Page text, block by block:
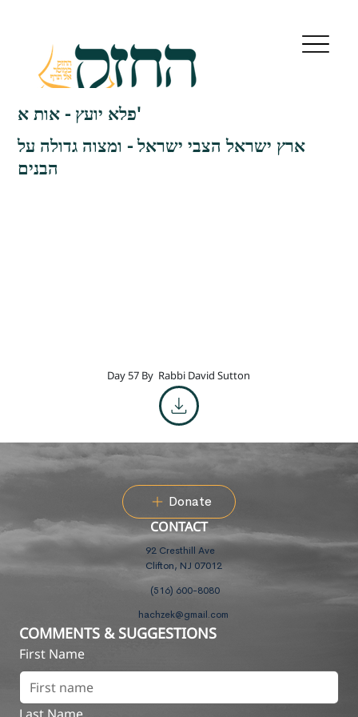
פלא יועץ - אות א'
ארץ ישראל הצבי ישראל - ומצוה גדולה על
הבנים
Day 57 By Rabbi David Sutton
Donate
CONTACT
92 Cresthill Ave
Clifton, NJ 07012
(516) 600-8080
hachzek@gmail.com
COMMENTS & SUGGESTIONS
First Name